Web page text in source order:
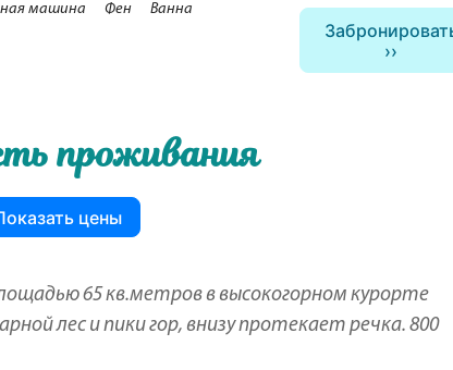
машина Фен
Ванна
проживания
цены
65 кв.метров в высокогорном курорте
лес и пики гор, внизу протекает речка. 800